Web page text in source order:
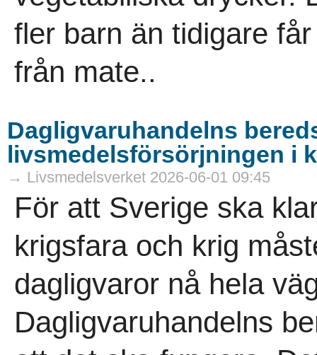
fler barn än tidigare
från mate..
Dagligvaruhandelns
livsmedelsförsörjningen i
→ Livsmedelsverket 2026-06-01 09:45
För att Sverige ska
krigsfara och krig
dagligvaror nå hela
Dagligvaruhandelns